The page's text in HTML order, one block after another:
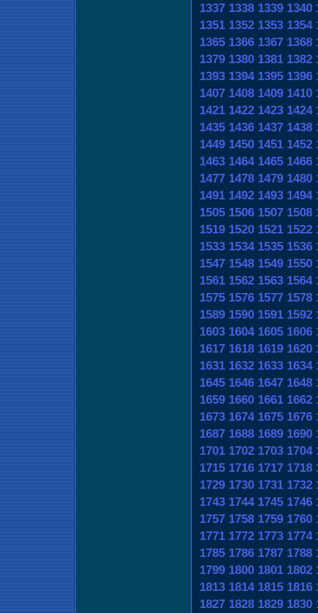
1337 1338 1339 1340
1351 1352 1353 1354
1365 1366 1367 1368
1379 1380 1381 1382
1393 1394 1395 1396
1407 1408 1409 1410
1421 1422 1423 1424
1435 1436 1437 1438
1449 1450 1451 1452
1463 1464 1465 1466
1477 1478 1479 1480
1491 1492 1493 1494
1505 1506 1507 1508
1519 1520 1521 1522
1533 1534 1535 1536
1547 1548 1549 1550
1561 1562 1563 1564
1575 1576 1577 1578
1589 1590 1591 1592
1603 1604 1605 1606
1617 1618 1619 1620
1631 1632 1633 1634
1645 1646 1647 1648
1659 1660 1661 1662
1673 1674 1675 1676
1687 1688 1689 1690
1701 1702 1703 1704
1715 1716 1717 1718
1729 1730 1731 1732
1743 1744 1745 1746
1757 1758 1759 1760
1771 1772 1773 1774
1785 1786 1787 1788
1799 1800 1801 1802
1813 1814 1815 1816
1827 1828 1829 1830